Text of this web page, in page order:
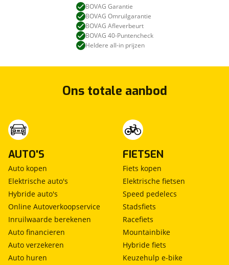
BOVAG Garantie
BOVAG Omruilgarantie
BOVAG Afleverbeurt
BOVAG 40-Puntencheck
Heldere all-in prijzen
Ons totale aanbod
AUTO'S
Auto kopen
Elektrische auto's
Hybride auto's
Online Autoverkoopservice
Inruilwaarde berekenen
Auto financieren
Auto verzekeren
Auto huren
FIETSEN
Fiets kopen
Elektrische fietsen
Speed pedelecs
Stadsfiets
Racefiets
Mountainbike
Hybride fiets
Keuzehulp e-bike